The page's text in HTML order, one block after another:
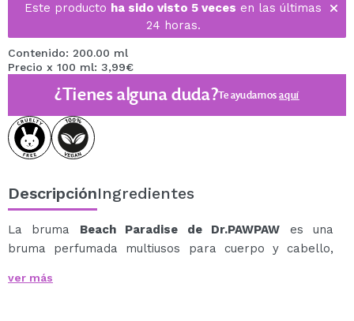
Este producto ha sido visto 5 veces en las últimas
24 horas.
Contenido: 200.00 ml
Precio x 100 ml: 3,99€
¿Tienes alguna duda?Te ayudamosaquí
DescripciónIngredientes
La bruma Beach Paradise de Dr.PAWPAW es una
bruma perfumada multiusos para cuerpo y cabello,
luminosa durante todo el día.
ver más